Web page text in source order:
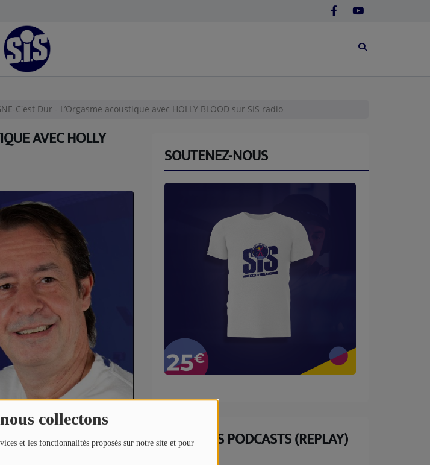
collectons
et les fonctionnalités proposés sur notre site et pour
C'est Dur - L’Orgasme acoustique avec HOLLY BLOOD sur SIS radio
AVEC HOLLY
SOUTENEZ-NOUS
DERNIERS PODCASTS (REPLAY)